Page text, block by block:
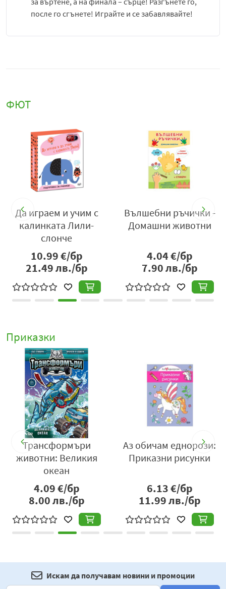
после го сгънете! Играйте и се забавлявайте!
ФЮТ
Да играем и учим с
калинката Лили-
слонче
10.99€/бр
21.49лв./бр
Вълшебни ръчички -
Домашни животни
4.04€/бр
7.90лв./бр
Приказки
Трансформъри
животни: Великия
океан
4.09€/бр
8.00лв./бр
Аз обичам еднорози:
Приказни рисунки
6.13€/бр
11.99лв./бр
Искам да получавам новини и промоции